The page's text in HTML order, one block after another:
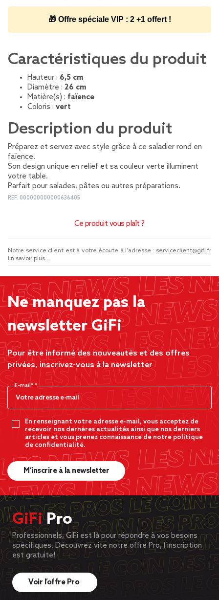
🎁 Offre spéciale VIP : 2 +1 offert !
Caractéristiques du produit
Hauteur : 6,5 cm
Diamètre : 26 cm
Matière(s) : faïence
Coloris : vert
Description du produit
Préparez et servez avec style grâce à ce saladier rond en
faïence.
Son design unique en relief et sa couleur verte illuminent
votre table.
Parfait pour salades, pâtes ou autres préparations.
REF. 000000000000636405
Ce produit vous plaît ?
Notre service client est à votre écoute à l'adresse : serviceclient@gifi.fr
En savoir plus...
Ne manquez pas la
newsletter GiFi
Pour être informé des nouveautés et des offres
privées, inscrivez-vous à la newsletter
E-mail*
En renseignant votre adresse e-mail, vous acceptez de
recevoir nos dernères actualités ainsi que nos derniers
articles et vous prenez connaissance de notre politique
de confidentialité.
M’inscrire à la newsletter
GiFiPro
Professionnels, GiFi est là pour répondre à vos besoins
spécifiques. Découvrez vite notre offre Pro, l’inscription
est gratuite!
Voir l’offre Pro